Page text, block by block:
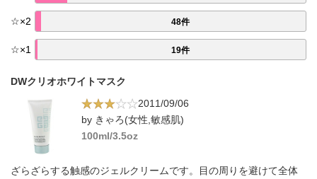
☆×2 48件
☆×1 19件
DWクリオホワイトマスク
2011/09/06
by きゃろ(女性,敏感肌)
100ml/3.5oz
ざらざらする触感のジェルクリームです。目の周りを避けて全体